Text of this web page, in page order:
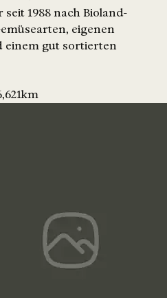
1988 nach Bioland-
eigenen
einem gut sortierten